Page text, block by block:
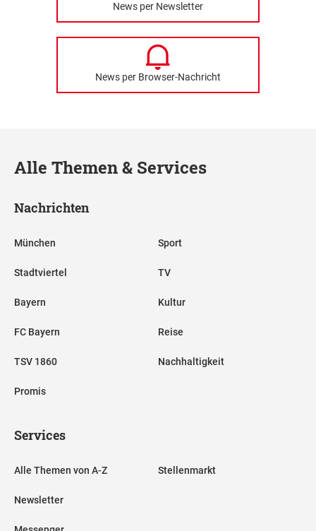
News per Newsletter
News per Browser-Nachricht
Alle Themen & Services
Nachrichten
München
Stadtviertel
Bayern
FC Bayern
TSV 1860
Promis
Sport
TV
Kultur
Reise
Nachhaltigkeit
Services
Alle Themen von A-Z
Newsletter
Stellenmarkt